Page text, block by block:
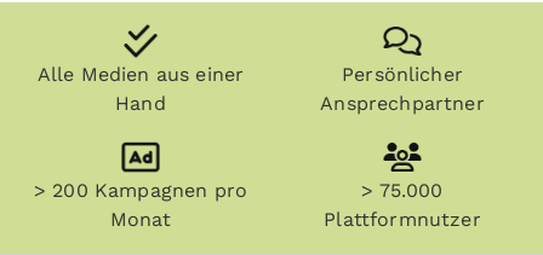
Alle Medien aus einer
Hand
Persönlicher
Ansprechpartner
> 200 Kampagnen pro
Monat
> 75.000
Plattformnutzer